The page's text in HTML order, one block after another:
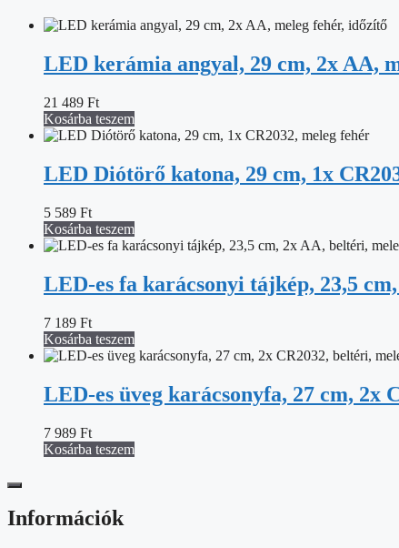
LED kerámia angyal, 29 cm, 2x AA,
21 489 Ft
Kosárba teszem
LED Diótörő katona, 29 cm, 1x
5 589 Ft
Kosárba teszem
LED-es fa karácsonyi tájkép, 23,5
7 189 Ft
Kosárba teszem
LED-es üveg karácsonyfa, 27 cm, 2x
7 989 Ft
Kosárba teszem
Információk